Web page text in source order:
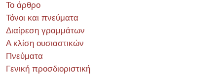
Το άρθρο
Τόνοι και πνεύματα
Διαίρεση γραμμάτων
Α κλίση ουσιαστικών
Πνεύματα
Γενική προσδιοριστική